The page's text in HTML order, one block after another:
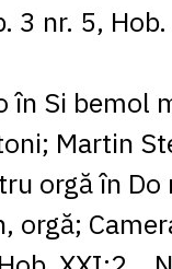
3 nr. 5,
în Si bemol
Martin
orgă în Do
orgă;